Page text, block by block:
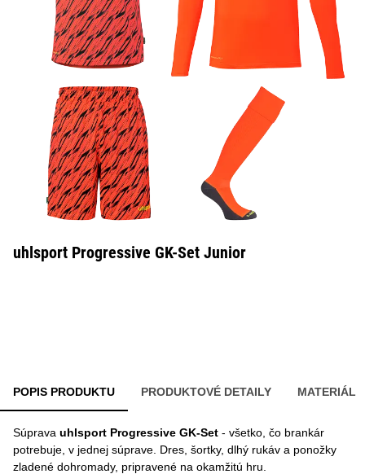
uhlsport Progressive GK-Set Junior
POPIS PRODUKTU PRODUKTOVÉ DETAILY MATERIÁL
Súprava uhlsport Progressive GK-Set - všetko, čo brankár
potrebuje, v jednej súprave. Dres, šortky, dlhý rukáv a ponožky
zladené dohromady, pripravené na okamžitú hru.